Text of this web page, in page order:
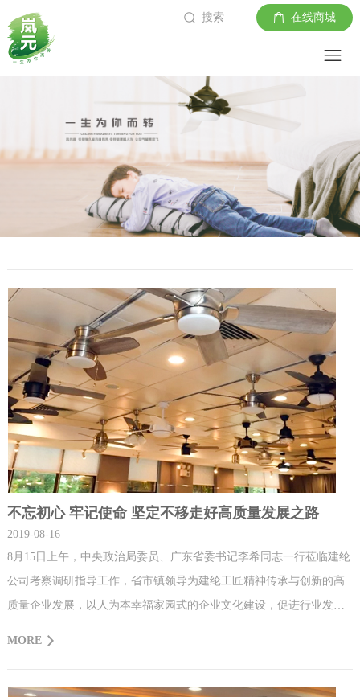
在线商城
搜索
不忘初心 牢记使命 坚定不移走好高质量发展之路
2019-08-16
8月15日上午，中央政治局委员、广东省委书记李希同志一行莅临建纶
公司考察调研指导工作，省市镇领导为建纶工匠精神传承与创新的高
质量企业发展，以人为本幸福家园式的企业文化建设，促进行业发展
MORE